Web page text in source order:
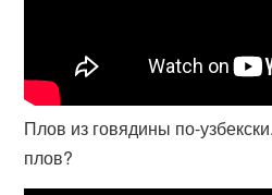
Плов из говядины по-
плов?